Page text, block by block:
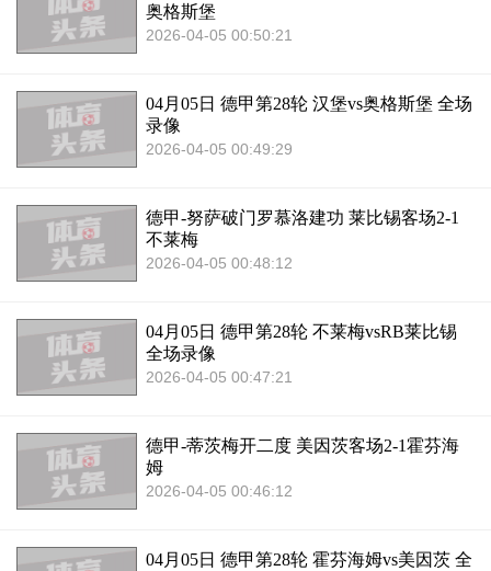
奥格斯堡
2026-04-05 00:50:21
04月05日 德甲第28轮 汉堡vs奥格斯堡 全场
录像
2026-04-05 00:49:29
德甲-努萨破门罗慕洛建功 莱比锡客场2-1
不莱梅
2026-04-05 00:48:12
04月05日 德甲第28轮 不莱梅vsRB莱比锡
全场录像
2026-04-05 00:47:21
德甲-蒂茨梅开二度 美因茨客场2-1霍芬海
姆
2026-04-05 00:46:12
04月05日 德甲第28轮 霍芬海姆vs美因茨 全